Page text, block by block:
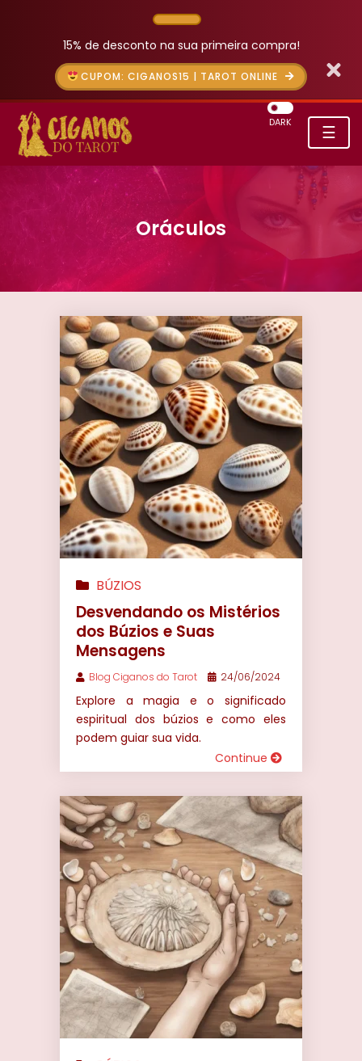
15% de desconto na sua primeira compra!
CUPOM: CIGANOS15 | TAROT ONLINE
☰
DARK
Oráculos
BÚZIOS
Desvendando os Mistérios
dos Búzios e Suas
Mensagens
Blog Ciganos do Tarot 24/06/2024
Explore a magia e o significado
espiritual dos búzios e como eles
podem guiar sua vida.
Continue